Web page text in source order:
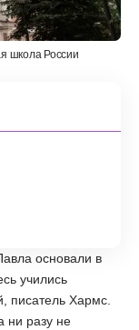
школа России
основали в
учились
писатель Хармс.
ни разу не